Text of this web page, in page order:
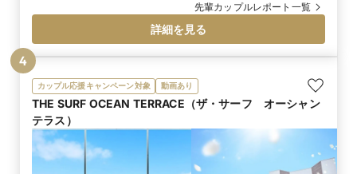
先輩カップルレポート一覧
詳細を見る
カップル応援キャンペーン対象 動画あり
THE SURF OCEAN TERRACE（ザ・サーフ オーシャン
テラス）
4